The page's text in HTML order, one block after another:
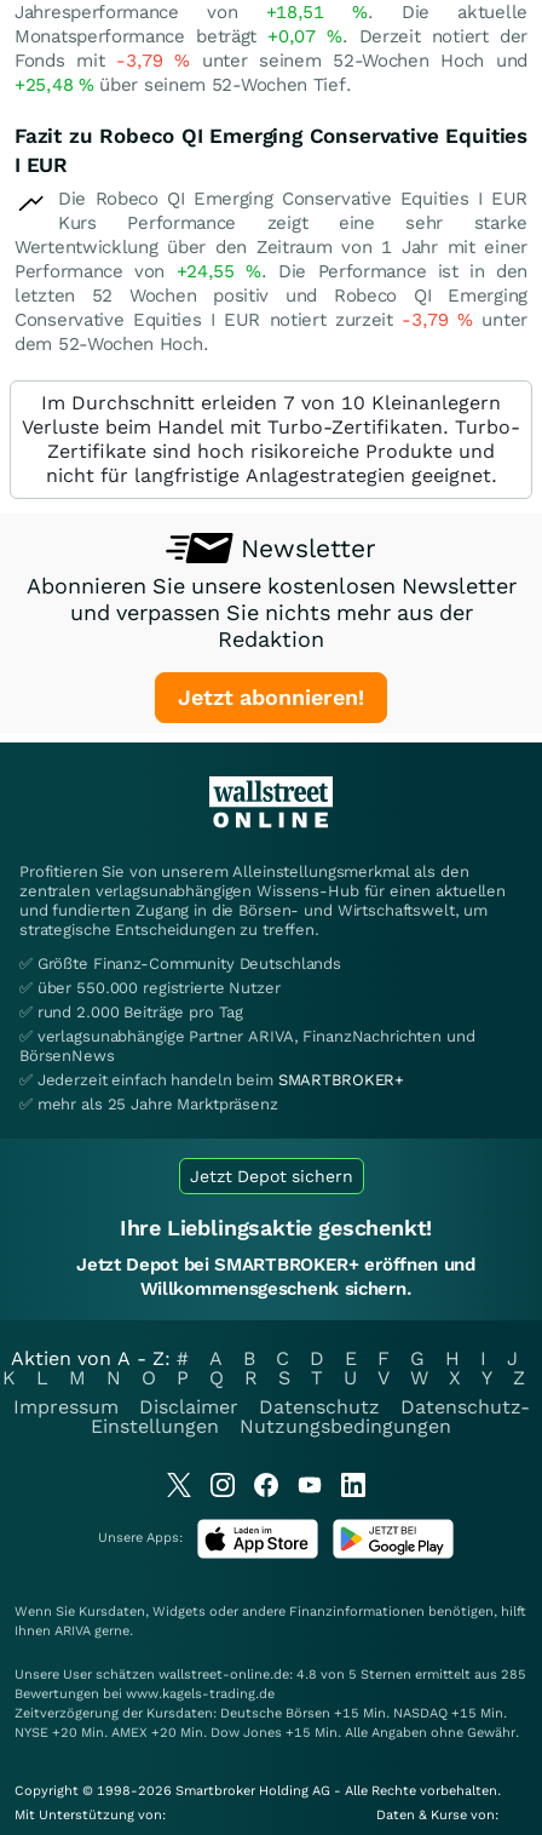
Jahresperformance von +18,51%. Die aktuelle
Monatsperformance beträgt +0,07 %. Derzeit notiert der
Fonds mit -3,79% unter seinem 52-Wochen Hoch und
+25,48 %über seinem 52-Wochen Tief.
Fazit zu Robeco QI Emerging Conservative Equities
I EUR
Die Robeco QI Emerging Conservative Equities I EUR
Kurs Performance zeigt eine sehr starke
Wertentwicklung über den Zeitraum von 1 Jahr mit einer
Performance von +24,55%. Die Performance ist in den
letzten 52 Wochen positiv und Robeco QI Emerging
Conservative Equities I EUR notiert zurzeit -3,79% unter
dem 52-Wochen Hoch.
Im Durchschnitt erleiden 7 von 10 Kleinanlegern
Verluste beim Handel mit Turbo-Zertifikaten. Turbo-
Zertifikate sind hoch risikoreiche Produkte und
nicht für langfristige Anlagestrategien geeignet.
Newsletter
Abonnieren Sie unsere kostenlosen Newsletter
und verpassen Sie nichts mehr aus der
Redaktion
Jetzt abonnieren!
Profitieren Sie von unserem Alleinstellungsmerkmal als den
zentralen verlagsunabhängigen Wissens-Hub für einen aktuellen
und fundierten Zugang in die Börsen- und Wirtschaftswelt, um
strategische Entscheidungen zu treffen.
✅ Größte Finanz-Community Deutschlands
✅ über 550.000 registrierte Nutzer
✅ rund 2.000 Beiträge pro Tag
✅ verlagsunabhängige Partner ARIVA, FinanzNachrichten und
BörsenNews
✅ Jederzeit einfach handeln beim SMARTBROKER+
✅ mehr als 25 Jahre Marktpräsenz
Jetzt Depot sichern
Ihre Lieblingsaktie geschenkt!
Jetzt Depot bei SMARTBROKER+ eröffnen und
Willkommensgeschenk sichern.
Aktien von A - Z: # A B C D E F G H I
J
K
L M N O P Q R S T U V W X Y
Z
Impressum
Disclaimer Datenschutz
Datenschutz-
Einstellungen
Nutzungsbedingungen
Unsere Apps:
Wenn Sie Kursdaten, Widgets oder andere Finanzinformationen benötigen, hilft
Ihnen ARIVA gerne.
Unsere User schätzen wallstreet-online.de: 4.8 von 5 Sternen ermittelt aus 285
Bewertungen bei www.kagels-trading.de
Zeitverzögerung der Kursdaten: Deutsche Börsen +15 Min. NASDAQ +15 Min.
NYSE +20 Min. AMEX +20 Min. Dow Jones +15 Min. Alle Angaben ohne Gewähr.
Copyright © 1998-2026 Smartbroker Holding AG - Alle Rechte vorbehalten.
Mit Unterstützung von:
Daten & Kurse von: